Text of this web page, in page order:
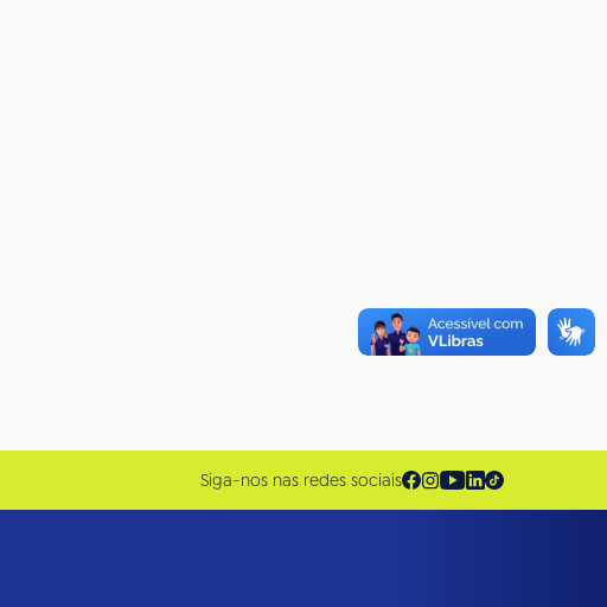
Siga-nos nas redes sociais